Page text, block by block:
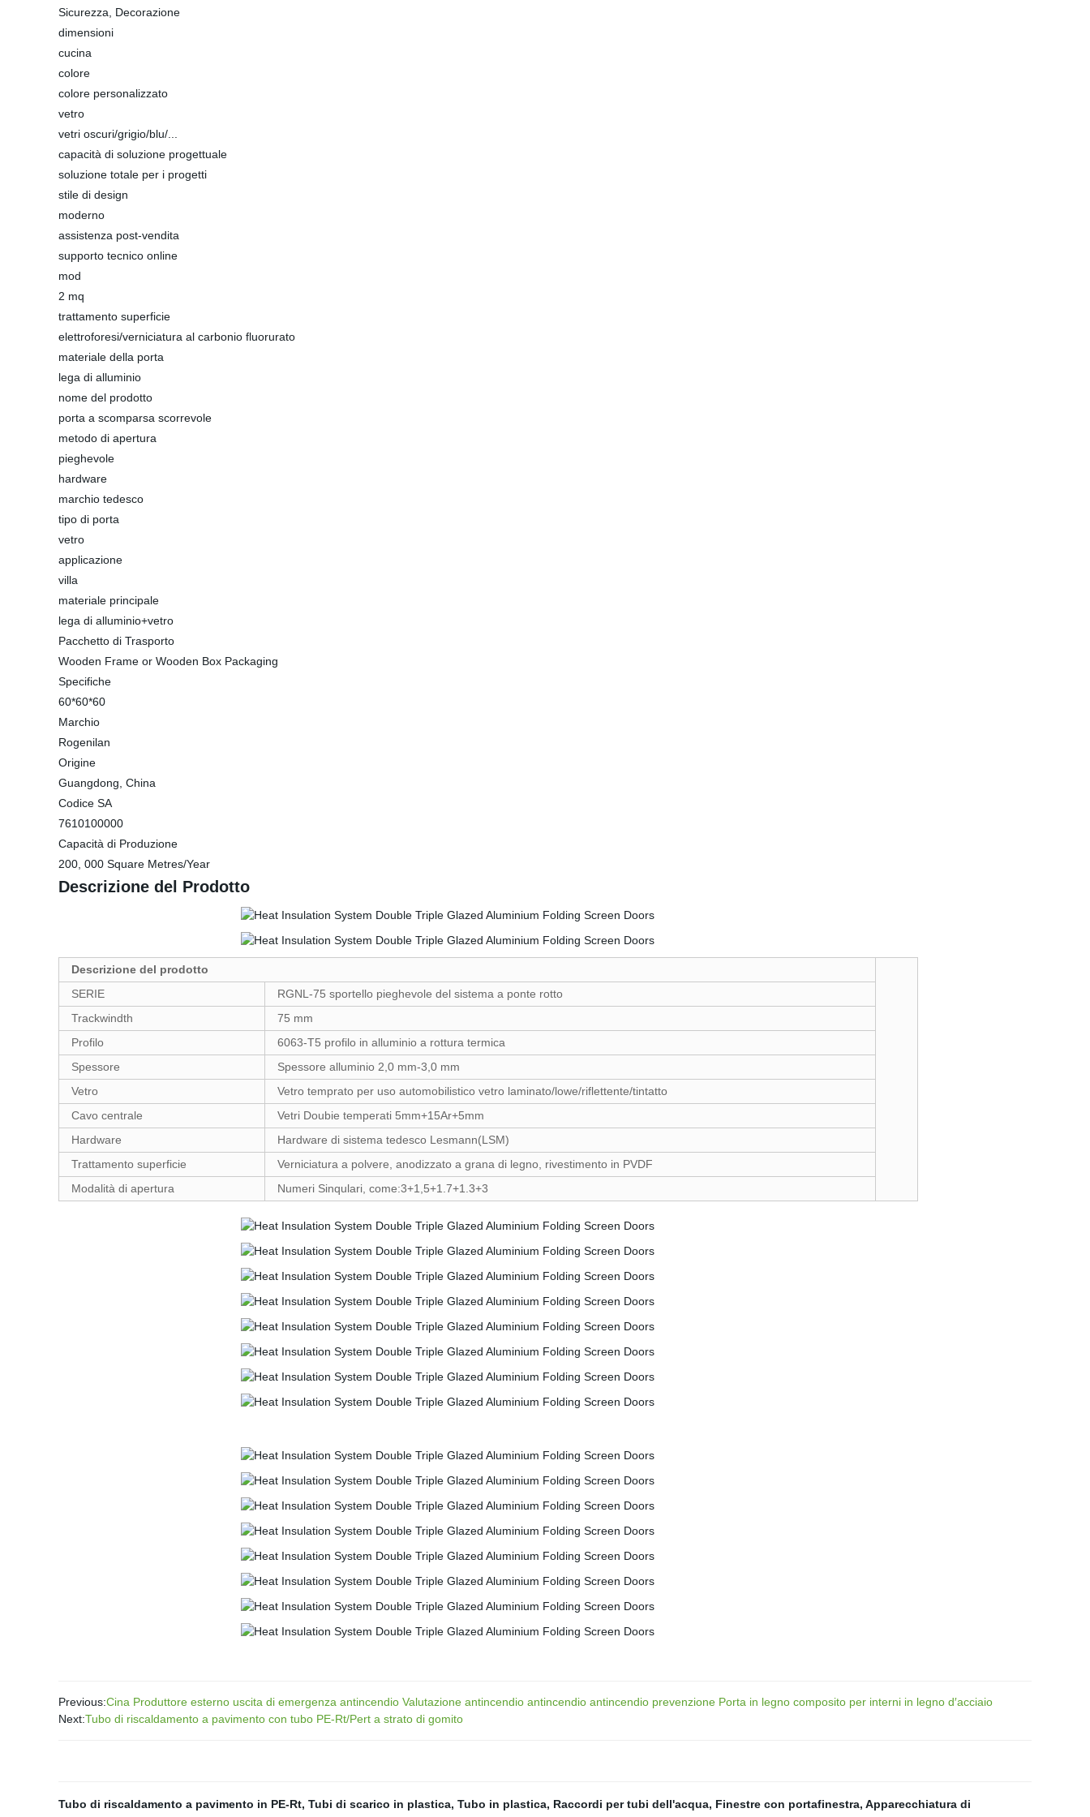
Sicurezza, Decorazione
dimensioni
cucina
colore
colore personalizzato
vetro
vetri oscuri/grigio/blu/...
capacità di soluzione progettuale
soluzione totale per i progetti
stile di design
moderno
assistenza post-vendita
supporto tecnico online
mod
2 mq
trattamento superficie
elettroforesi/verniciatura al carbonio fluorurato
materiale della porta
lega di alluminio
nome del prodotto
porta a scomparsa scorrevole
metodo di apertura
pieghevole
hardware
marchio tedesco
tipo di porta
vetro
applicazione
villa
materiale principale
lega di alluminio+vetro
Pacchetto di Trasporto
Wooden Frame or Wooden Box Packaging
Specifiche
60*60*60
Marchio
Rogenilan
Origine
Guangdong, China
Codice SA
7610100000
Capacità di Produzione
200, 000 Square Metres/Year
Descrizione del Prodotto
Descrizione del prodotto
SERIE
RGNL-75 sportello pieghevole del sistema a ponte rotto
Trackwindth
75 mm
Profilo
6063-T5 profilo in alluminio a rottura termica
Spessore
Spessore alluminio 2,0 mm-3,0 mm
Vetro
Vetro temprato per uso automobilistico vetro laminato/lowe/riflettente/tintatto
Cavo centrale
Vetri Doubie temperati 5mm+15Ar+5mm
Hardware
Hardware di sistema tedesco Lesmann(LSM)
Trattamento superficie
Verniciatura a polvere, anodizzato a grana di legno, rivestimento in PVDF
Modalità di apertura
Numeri Sinqulari, come:3+1,5+1.7+1.3+3
Previous:Cina Produttore esterno uscita di emergenza antincendio Valutazione antincendio antincendio antincendio prevenzione Porta in legno composito per interni in legno d′acciaio
Next:Tubo di riscaldamento a pavimento con tubo PE-Rt/Pert a strato di gomito
Tubo di riscaldamento a pavimento in PE-Rt, Tubi di scarico in plastica, Tubo in plastica, Raccordi per tubi dell'acqua, Finestre con portafinestra, Apparecchiatura di